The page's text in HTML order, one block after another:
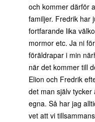
och kommer därför
familjer. Fredrik har
fortfarande lika
mormor etc. Ja ni
föräldrapar i min
när det kommer till
Elion och Fredrik
det man själv
egna. Så har jag
vet att vi